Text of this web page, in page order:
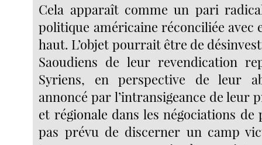
Cela apparaît comme un pari
politique américaine réconciliée avec
haut. L’objet pourrait être de
Saoudiens de leur revendication
Syriens, en perspective de leur
annoncé par l’intransigeance de leur
et régionale dans les négociations de
pas prévu de discerner un camp